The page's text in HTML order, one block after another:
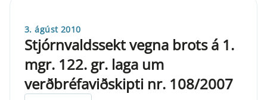
3. ágúst 2010
Stjórnvaldssekt vegna brots á 1.
mgr. 122. gr. laga um
verðbréfaviðskipti nr. 108/2007